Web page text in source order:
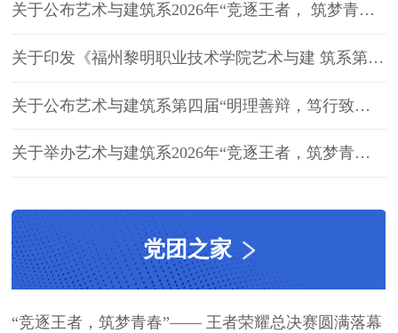
关于公布艺术与建筑系2026年“竞逐王者， 筑梦青春”王者荣耀比赛结果的通知
关于印发《福州黎明职业技术学院艺术与建 筑系第五届学生干部任职名单（试用）》的 通知
关于公布艺术与建筑系第四届“明理善辩，笃行致远”辩论赛结果的通知
关于举办艺术与建筑系2026年“竞逐王者，筑梦青春”王者荣耀比赛通知
党团之家
“竞逐王者，筑梦青春”—— 王者荣耀总决赛圆满落幕